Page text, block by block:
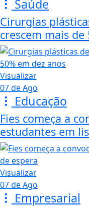
Saúde
Cirurgias
crescem mais de
Visualizar
07 de Ago
Educação
Fies começa a
estudantes em
Visualizar
07 de Ago
Empresarial